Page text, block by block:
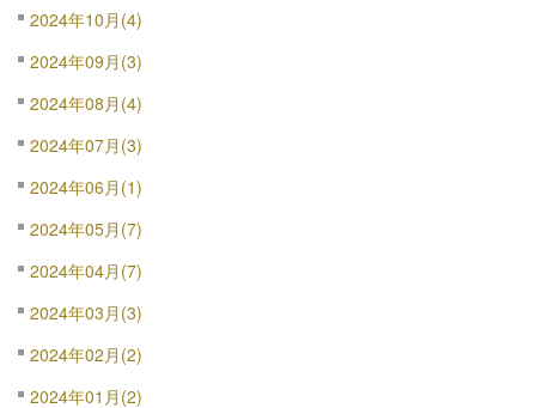
2024年10月(4)
2024年09月(3)
2024年08月(4)
2024年07月(3)
2024年06月(1)
2024年05月(7)
2024年04月(7)
2024年03月(3)
2024年02月(2)
2024年01月(2)